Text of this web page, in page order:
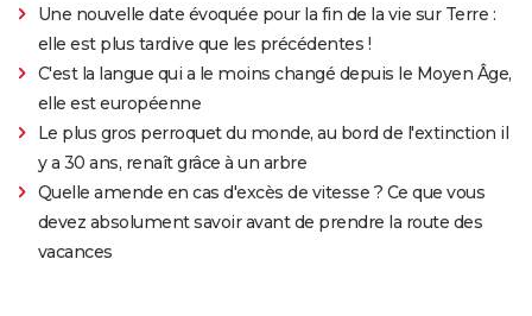
Une nouvelle date évoquée pour la fin de la vie sur Terre :
elle est plus tardive que les précédentes !
C'est la langue qui a le moins changé depuis le Moyen Âge,
elle est européenne
Le plus gros perroquet du monde, au bord de l'extinction il
y a 30 ans, renaît grâce à un arbre
Quelle amende en cas d'excès de vitesse ? Ce que vous
devez absolument savoir avant de prendre la route des
vacances